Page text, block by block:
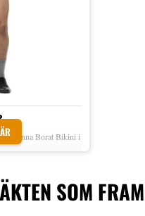
i denna Borat Bikini i
SOM